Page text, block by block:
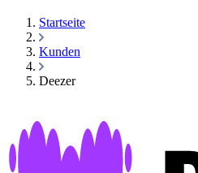
Startseite
Kunden
Deezer